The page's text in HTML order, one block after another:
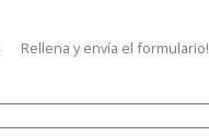
Rellena y envía el formulario!